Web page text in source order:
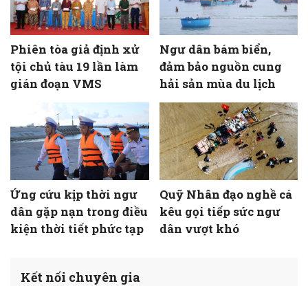
Phiên tòa giả định xử
tội chủ tàu 19 lần làm
gián đoạn VMS
Ngư dân bám biển,
đảm bảo nguồn cung
hải sản mùa du lịch
Ứng cứu kịp thời ngư
dân gặp nạn trong điều
kiện thời tiết phức tạp
Quỹ Nhân đạo nghề cá
kêu gọi tiếp sức ngư
dân vượt khó
Kết nối chuyên gia